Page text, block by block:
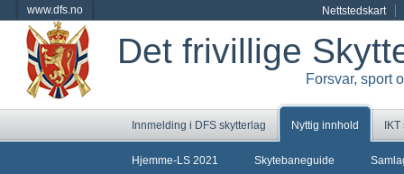
www.dfs.no Nettstedskart
Det frivillige
Forsvar, sport
Innmelding i DFS skytterlag Nyttig innhold
Hjemme-LS 2021
Skytebaneguide